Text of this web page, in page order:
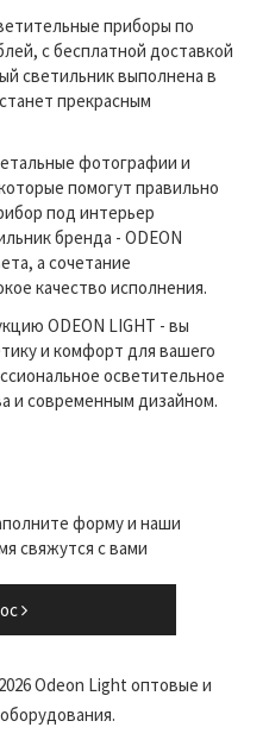
приборы по
с бесплатной доставкой
светильник выполнена в
прекрасным
фотографии и
помогут правильно
под интерьер
бренда - ODEON
а сочетание
качество исполнения.
ODEON LIGHT - вы
и комфорт для вашего
осветительное
и современным дизайном.
форму и наши
свяжутся с вами
Odeon Light оптовые и